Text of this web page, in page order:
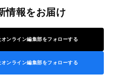
情報をお届け
オンライン編集部をフォローする
オンライン編集部をフォローする